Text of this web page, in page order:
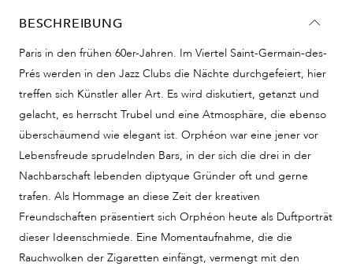
BESCHREIBUNG
Paris in den frühen 60er-Jahren. Im Viertel Saint-Germain-des-
Prés werden in den Jazz Clubs die Nächte durchgefeiert, hier
treffen sich Künstler aller Art. Es wird diskutiert, getanzt und
gelacht, es herrscht Trubel und eine Atmosphäre, die ebenso
überschäumend wie elegant ist. Orphéon war eine jener vor
Lebensfreude sprudelnden Bars, in der sich die drei in der
Nachbarschaft lebenden diptyque Gründer oft und gerne
trafen. Als Hommage an diese Zeit der kreativen
Freundschaften präsentiert sich Orphéon heute als Duftporträt
dieser Ideenschmiede. Eine Momentaufnahme, die die
Rauchwolken der Zigaretten einfängt, vermengt mit den